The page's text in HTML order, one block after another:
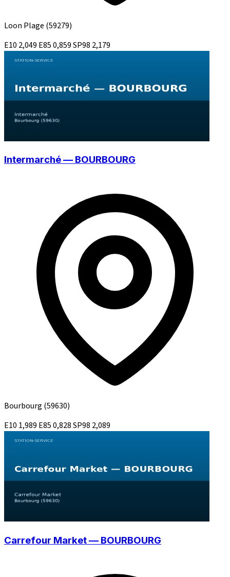
Loon Plage (59279)
E10 2,049 E850,859SP98 2,179
Intermarché — BOURBOURG
Bourbourg (59630)
E10 1,989 E850,828SP98 2,089
Carrefour Market — BOURBOURG